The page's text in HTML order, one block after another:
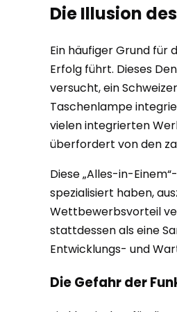
Die Illusion
Ein häufiger Grund für
Erfolg führt. Dieses
versucht, ein
Taschenlampe
vielen integrierten
überfordert von den
Diese „Alles-in-
spezialisiert haben,
Wettbewerbsvorteil
stattdessen als eine
Entwicklungs- und
Die Gefahr der